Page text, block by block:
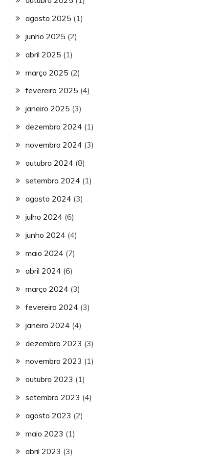
agosto 2025 (1)
junho 2025 (2)
abril 2025 (1)
março 2025 (2)
fevereiro 2025 (4)
janeiro 2025 (3)
dezembro 2024 (1)
novembro 2024 (3)
outubro 2024 (8)
setembro 2024 (1)
agosto 2024 (3)
julho 2024 (6)
junho 2024 (4)
maio 2024 (7)
abril 2024 (6)
março 2024 (3)
fevereiro 2024 (3)
janeiro 2024 (4)
dezembro 2023 (3)
novembro 2023 (1)
outubro 2023 (1)
setembro 2023 (4)
agosto 2023 (2)
maio 2023 (1)
abril 2023 (3)